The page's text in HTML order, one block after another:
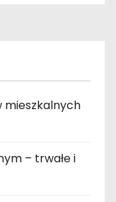
– trwałe i